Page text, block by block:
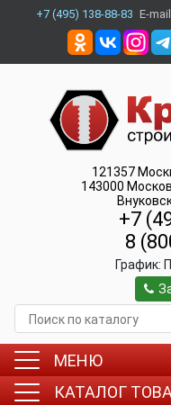
+7 (495) 138-88-83 E-
121357
143000
+7
8
График:
МЕНЮ
КАТАЛОГ